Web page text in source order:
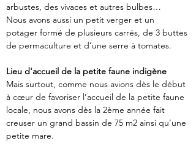
arbustes, des vivaces et autres bulbes…
Nous avons aussi un petit verger et un
potager formé de plusieurs carrés, de 3 buttes
de permaculture et d’une serre à tomates.
Lieu d'accueil de la petite faune indigène
Mais surtout, comme nous avions dès le début
à cœur de favoriser l’accueil de la petite faune
locale, nous avons dès la 2ème année fait
creuser un grand bassin de 75 m2 ainsi qu’une
petite mare.